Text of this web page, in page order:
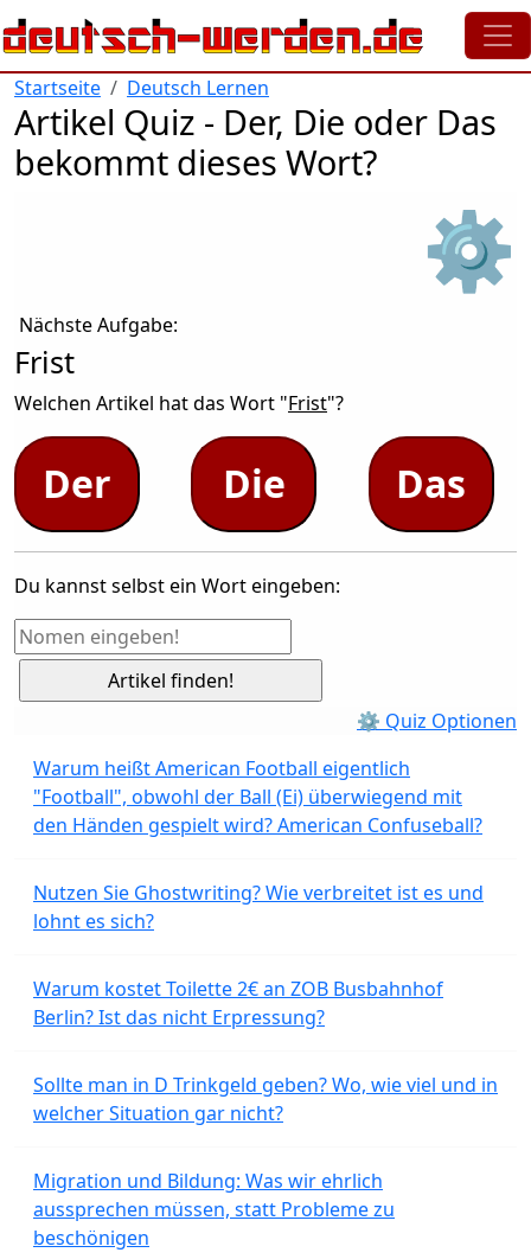
Direkt zum Inhalt
Startseite Deutsch Lernen
Artikel Quiz - Der, Die oder Das
bekommt dieses Wort?
⚙
Nächste Aufgabe:
Frist
Welchen Artikel hat das Wort "Frist"?
Der Die Das
Du kannst selbst ein Wort eingeben:
⚙ Quiz Optionen
Warum heißt American Football eigentlich
"Football", obwohl der Ball (Ei) überwiegend mit
den Händen gespielt wird? American Confuseball?
Nutzen Sie Ghostwriting? Wie verbreitet ist es und
lohnt es sich?
Warum kostet Toilette 2€ an ZOB Busbahnhof
Berlin? Ist das nicht Erpressung?
Sollte man in D Trinkgeld geben? Wo, wie viel und in
welcher Situation gar nicht?
Migration und Bildung: Was wir ehrlich
aussprechen müssen, statt Probleme zu
beschönigen